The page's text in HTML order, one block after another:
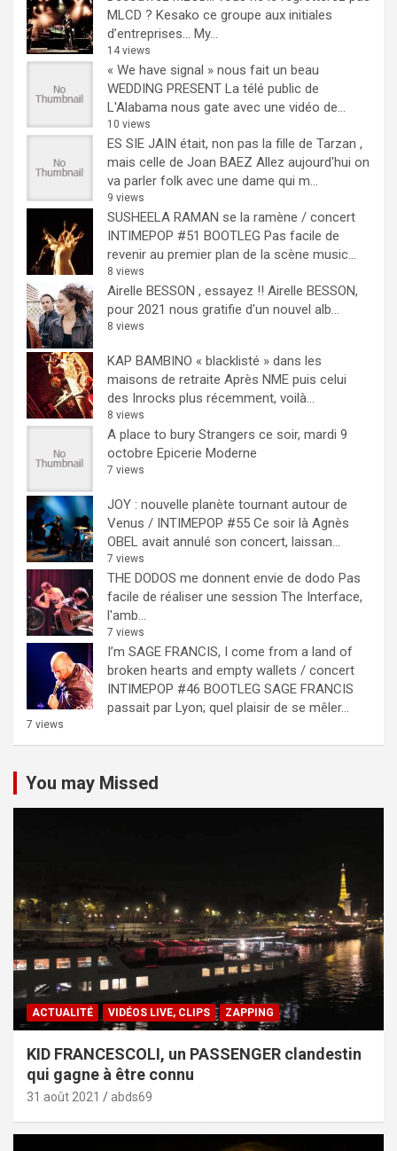
MLCD ? Kesako ce groupe aux initiales
d’entreprises… My...
14 views
« We have signal » nous fait un beau
WEDDING PRESENT La télé public de
L'Alabama nous gate avec une vidéo de...
10 views
ES SIE JAIN était, non pas la fille de Tarzan ,
mais celle de Joan BAEZ Allez aujourd'hui on
va parler folk avec une dame qui m...
9 views
SUSHEELA RAMAN se la ramène / concert
INTIMEPOP #51 BOOTLEG Pas facile de
revenir au premier plan de la scène music...
8 views
Airelle BESSON , essayez !! Airelle BESSON,
pour 2021 nous gratifie d'un nouvel alb...
8 views
KAP BAMBINO « blacklisté » dans les
maisons de retraite Après NME puis celui
des Inrocks plus récemment, voilà...
8 views
A place to bury Strangers ce soir, mardi 9
octobre Epicerie Moderne
7 views
JOY : nouvelle planète tournant autour de
Venus / INTIMEPOP #55 Ce soir là Agnès
OBEL avait annulé son concert, laissan...
7 views
THE DODOS me donnent envie de dodo Pas
facile de réaliser une session The Interface,
l'amb...
7 views
I’m SAGE FRANCIS, I come from a land of
broken hearts and empty wallets / concert
INTIMEPOP #46 BOOTLEG SAGE FRANCIS
passait par Lyon; quel plaisir de se mêler...
7 views
You may Missed
ACTUALITÉ VIDÉOS LIVE, CLIPS ZAPPING
KID FRANCESCOLI, un PASSENGER clandestin
qui gagne à être connu
31 août 2021 abds69